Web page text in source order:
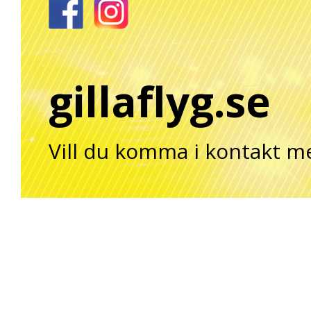
gillaflyg.se
Vill du komma i kontakt